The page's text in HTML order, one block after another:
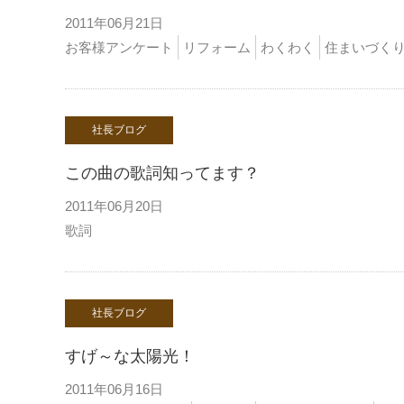
2011年06月21日
お客様アンケート
リフォーム わくわく 住まいづくり
社長ブログ
この曲の歌詞知ってます？
2011年06月20日
歌詞
社長ブログ
すげ～な太陽光！
2011年06月16日